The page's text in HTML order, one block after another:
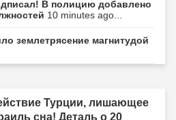
В полицию добавлено
10 minutes ago...
землетрясение магнитудой
Турции, лишающее
сна! Деталь о 20